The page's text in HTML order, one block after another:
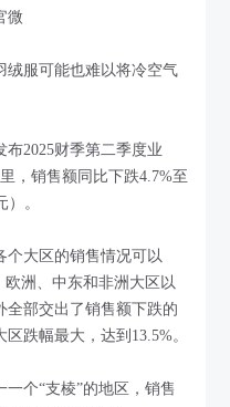
微
绒服可能也难以将冷空气
2025财季第二季度业
，销售额同比下跌4.7%至
。
个大区的销售情况可以
欧洲、中东和非洲大区以
全部交出了销售额下跌的
跌幅最大，达到13.5%。
个“支棱”的地区，销售